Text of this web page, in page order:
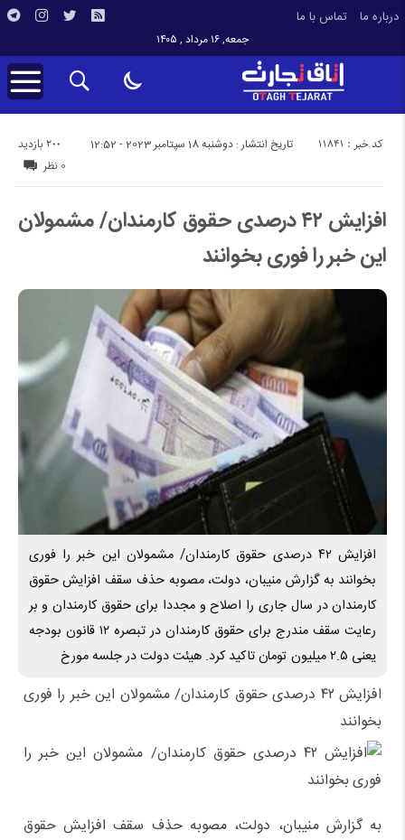
درباره ما تماس با ما
جمعه, ۱۶ مرداد , ۱۴۰۵
تاریخ انتشار : دوشنبه 18 سپتامبر 2023 - 12:52 200 بازدید کد خبر : 11841
0 نظر
افزایش ۴۲ درصدی حقوق کارمندان/ مشمولان
این خبر را فوری بخوانند
افزایش ۴۲ درصدی حقوق کارمندان/ مشمولان این خبر را فوری
بخوانند به گزارش منیبان، دولت، مصوبه حذف سقف افزایش حقوق
کارمندان در سال جاری را اصلاح و مجددا برای حقوق کارمندان و بر
رعایت سقف مندرج برای حقوق کارمندان در تبصره ۱۲ قانون بودجه
یعنی ۲.۵ میلیون تومان تاکید کرد. هیئت دولت در جلسه مورخ
افزایش ۴۲ درصدی حقوق کارمندان/ مشمولان این خبر را فوری
بخوانند
به گزارش منیبان، دولت، مصوبه حذف سقف افزایش حقوق